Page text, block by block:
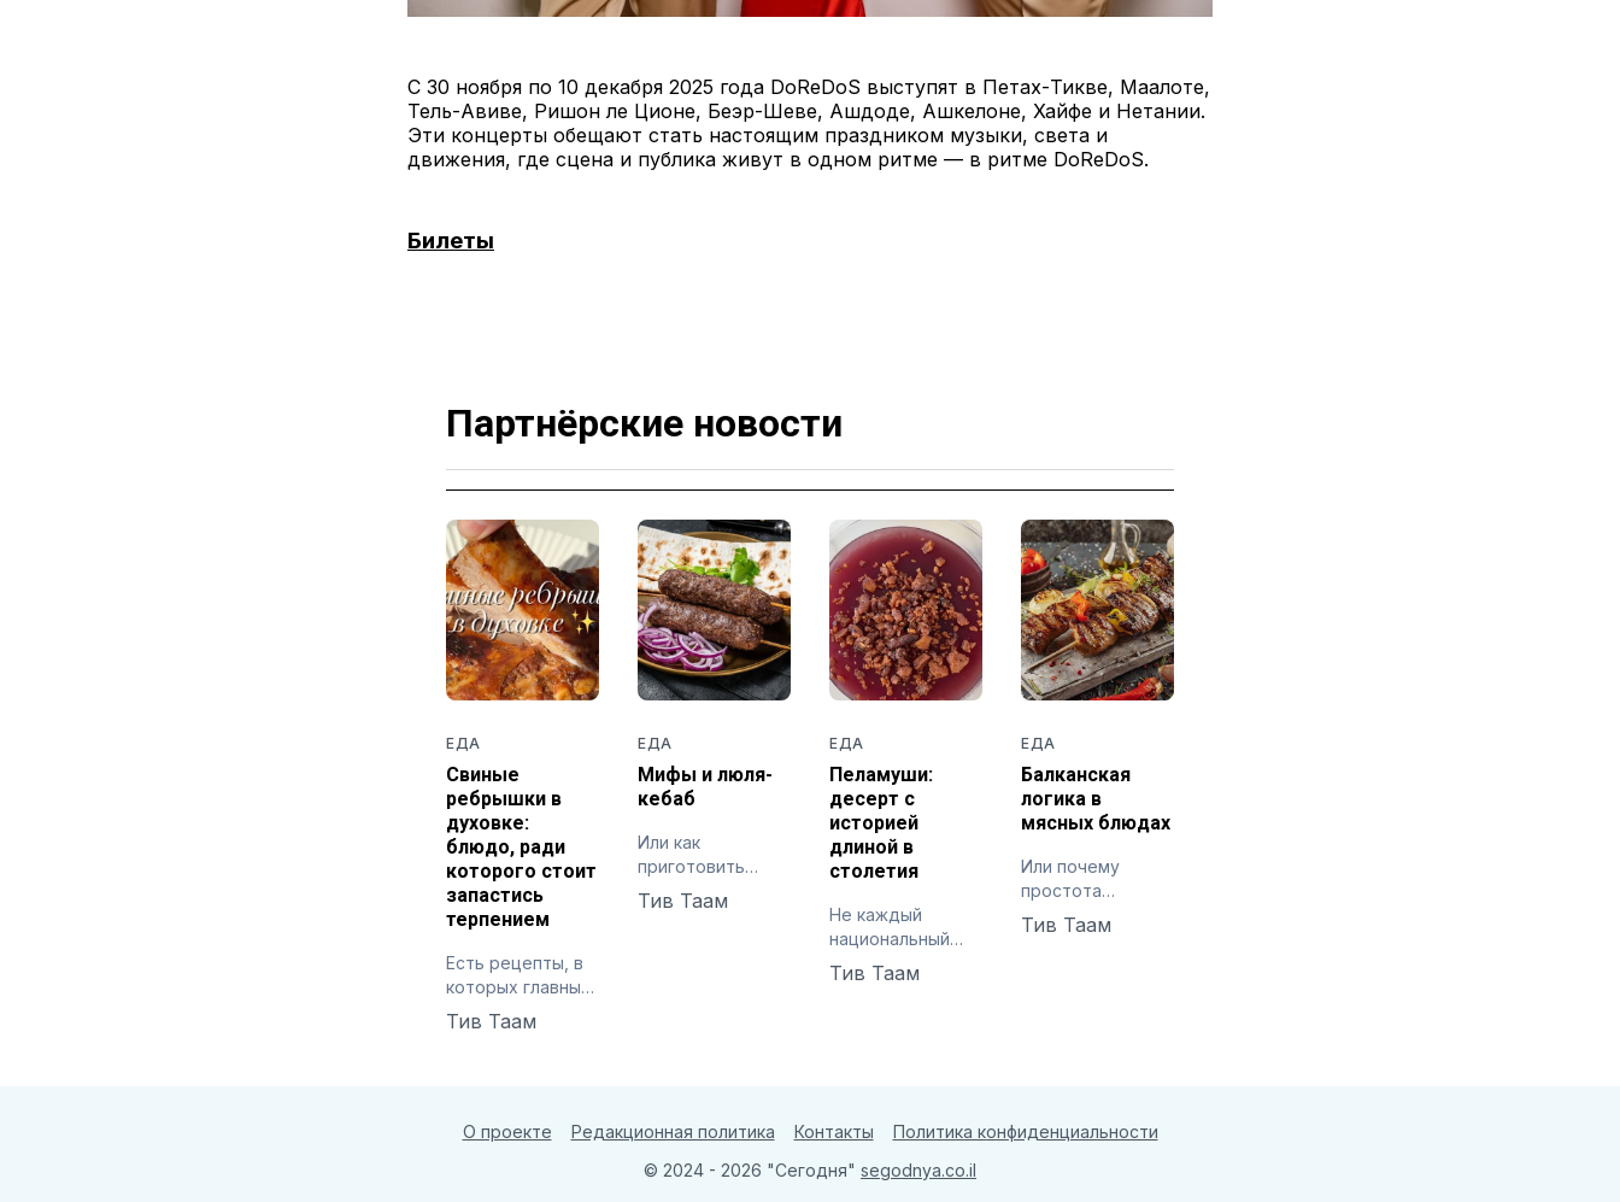
С 30 ноября по 10 декабря 2025 года DoReDoS выступят в Петах-Тикве, Маалоте,
Тель-Авиве, Ришон ле Ционе, Беэр-Шеве, Ашдоде, Ашкелоне, Хайфе и Нетании.
Эти концерты обещают стать настоящим праздником музыки, света и
движения, где сцена и публика живут в одном ритме — в ритме DoReDoS.
Билеты
Партнёрские новости
ЕДА
Свиные
ребрышки в
духовке:
блюдо, ради
которого стоит
запастись
терпением
Есть рецепты, в
которых главный
ингредиент –
вовсе не специи
Тив Таам
ЕДА
Мифы и люля-
кебаб
Или как
приготовить
идеальный
кавказский люля-
Тив Таам
ЕДА
Пеламуши:
десерт с
историей
длиной в
столетия
Не каждый
национальный
десерт
начинается с
Тив Таам
ЕДА
Балканская
логика в
мясных блюдах
Или почему
простота
требует
точности
Тив Таам
О проекте Редакционная политика Контакты
Политика конфиденциальности
© 2024 - 2026 "Сегодня" segodnya.co.il